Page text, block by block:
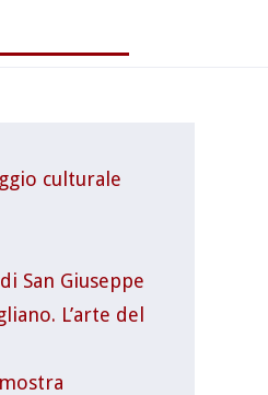
culturale
San Giuseppe
L’arte del